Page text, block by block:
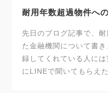
耐用年数超過物件へ
先日のブログ記事で、
た金融機関について書
録してくれている人に
にLINEで聞いてもらえ